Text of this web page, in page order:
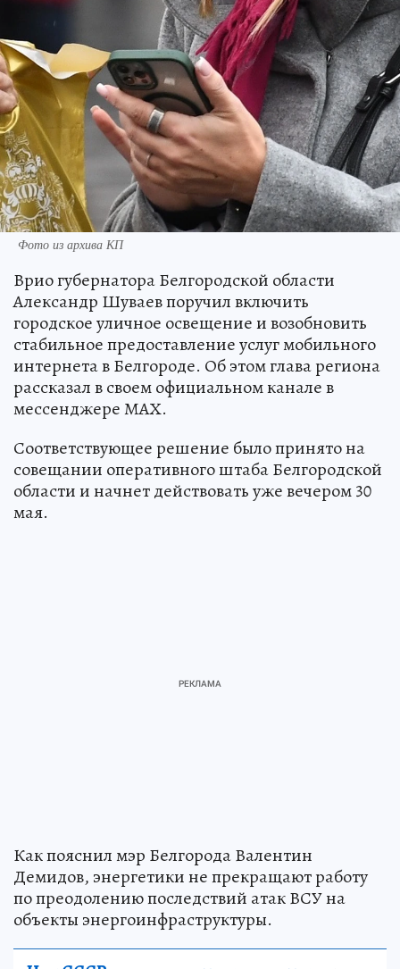
Фото из архива КП
Врио губернатора Белгородской области
Александр Шуваев поручил включить
городское уличное освещение и возобновить
стабильное предоставление услуг мобильного
интернета в Белгороде. Об этом глава региона
рассказал в своем официальном канале в
мессенджере МАХ.
Соответствующее решение было принято на
совещании оперативного штаба Белгородской
области и начнет действовать уже вечером 30
мая.
Как пояснил мэр Белгорода Валентин
Демидов, энергетики не прекращают работу
по преодолению последствий атак ВСУ на
объекты энергоинфраструктуры.